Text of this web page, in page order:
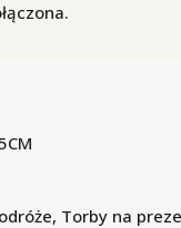
Torby na